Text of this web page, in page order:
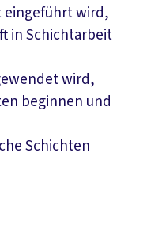
eingeführt wird,
in Schichtarbeit
wird,
beginnen und
Schichten